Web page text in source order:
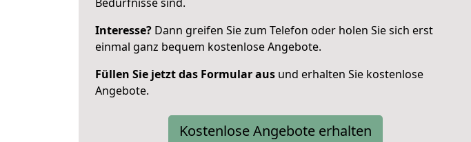
Interesse? Dann greifen Sie zum Telefon oder holen Sie sich erst
einmal ganz bequem kostenlose Angebote.
Füllen Sie jetzt das Formular aus und erhalten Sie kostenlose
Angebote.
Kostenlose Angebote erhalten